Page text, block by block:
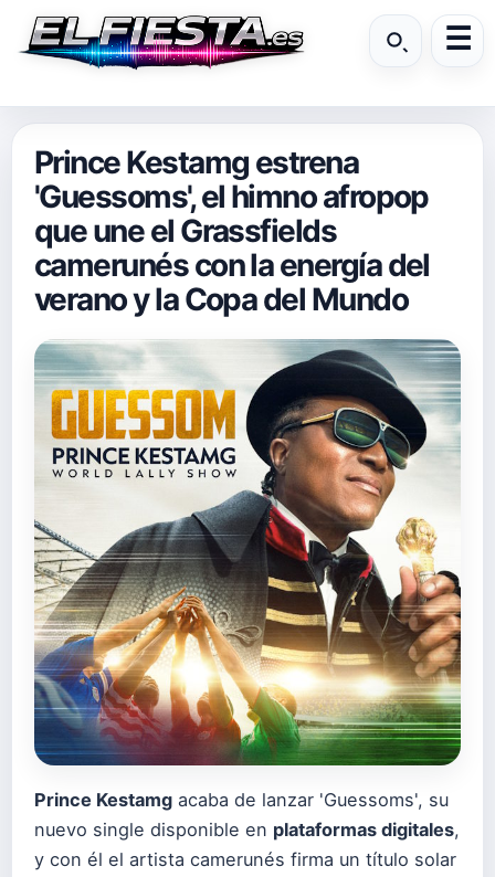
Prince Kestamg estrena
'Guessoms', el himno afropop
que une el Grassfields
camerunés con la energía del
verano y la Copa del Mundo
Prince Kestamg acaba de lanzar 'Guessoms', su
nuevo single disponible en plataformas digitales,
y con él el artista camerunés firma un título solar